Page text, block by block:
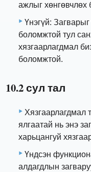
ажлыг хөнгөвчлөх
Үнэгүй:
боломжтой тул
хязгаарлагдмал
боломжтой.
10.2 сул тал
Хязгаарлагдмал
ялгаатай нь энэ
харьцангуй
Үндсэн
алдагдлын